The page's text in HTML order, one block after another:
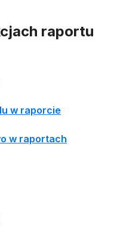
raportu
w raporcie
w raportach